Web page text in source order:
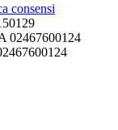
consensi
02467600124